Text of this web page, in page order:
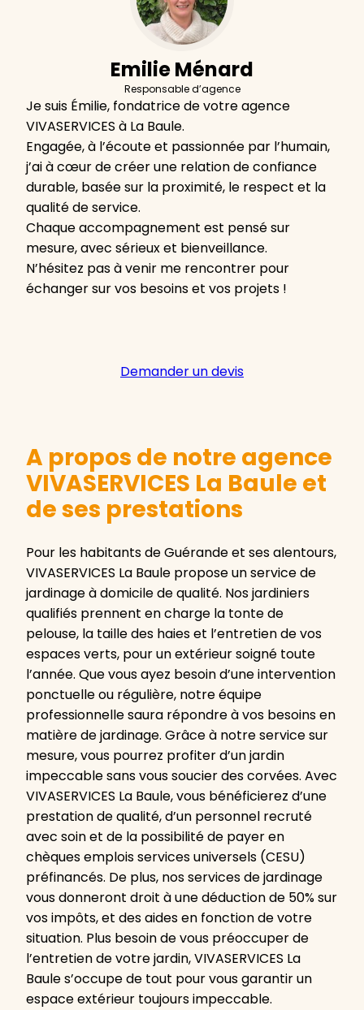
Emilie Ménard
Responsable d’agence
Je suis Émilie, fondatrice de votre agence
VIVASERVICES à La Baule.
Engagée, à l’écoute et passionnée par l’humain,
j’ai à cœur de créer une relation de confiance
durable, basée sur la proximité, le respect et la
qualité de service.
Chaque accompagnement est pensé sur
mesure, avec sérieux et bienveillance.
N’hésitez pas à venir me rencontrer pour
échanger sur vos besoins et vos projets !
Demander un devis
A propos de notre agence
VIVASERVICES La Baule et
de ses prestations
Pour les habitants de Guérande et ses alentours,
VIVASERVICES La Baule propose un service de
jardinage à domicile de qualité. Nos jardiniers
qualifiés prennent en charge la tonte de
pelouse, la taille des haies et l’entretien de vos
espaces verts, pour un extérieur soigné toute
l’année. Que vous ayez besoin d’une intervention
ponctuelle ou régulière, notre équipe
professionnelle saura répondre à vos besoins en
matière de jardinage. Grâce à notre service sur
mesure, vous pourrez profiter d’un jardin
impeccable sans vous soucier des corvées. Avec
VIVASERVICES La Baule, vous bénéficierez d’une
prestation de qualité, d’un personnel recruté
avec soin et de la possibilité de payer en
chèques emplois services universels (CESU)
préfinancés. De plus, nos services de jardinage
vous donneront droit à une déduction de 50% sur
vos impôts, et des aides en fonction de votre
situation. Plus besoin de vous préoccuper de
l’entretien de votre jardin, VIVASERVICES La
Baule s’occupe de tout pour vous garantir un
espace extérieur toujours impeccable.